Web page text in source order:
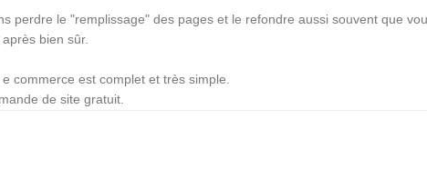
perdre le "remplissage" des pages et le refondre aussi souvent que
bien sûr.
commerce est complet et très simple.
de site gratuit.